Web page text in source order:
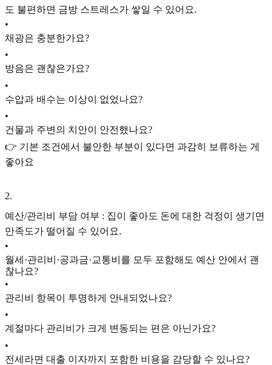
도 불편하면 금방 스트레스가 쌓일 수 있어요.
•
채광은 충분한가요?
•
방음은 괜찮은가요?
•
수압과 배수는 이상이 없었나요?
•
건물과 주변의 치안이 안전했나요?
👉 기본 조건에서 불안한 부분이 있다면 과감히 보류하는 게
좋아요
2.
예산/관리비 부담 여부 : 집이 좋아도 돈에 대한 걱정이 생기면
만족도가 떨어질 수 있어요.
•
월세·관리비·공과금·교통비를 모두 포함해도 예산 안에서 괜
찮나요?
•
관리비 항목이 투명하게 안내되었나요?
•
계절마다 관리비가 크게 변동되는 편은 아닌가요?
•
전세라면 대출 이자까지 포함한 비용을 감당할 수 있나요?